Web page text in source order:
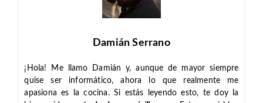
Damián Serrano
¡Hola! Me llamo Damián y, aunque de mayor siempre
quise ser informático, ahora lo que realmente me
apasiona es la cocina. Si estás leyendo esto, te doy la